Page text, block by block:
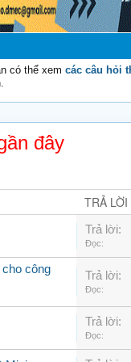
Chào
có thể xem các câu hỏi
đây
TRẢ LỜI
Trả lời:
Đọc:
công
Trả lời:
Đọc:
Trả lời:
Đọc: